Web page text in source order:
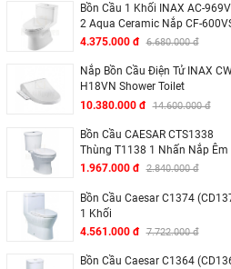
Bồn Cầu 1 Khối INAX AC-
2 Aqua Ceramic Nắp CF-
4.375.000 đ 6.680.000 đ
Nắp Bồn Cầu Điện Tử INAX
H18VN Shower Toilet
10.380.000 đ 14.600.000 đ
Bồn Cầu CAESAR CTS1338
Thùng T1138 1 Nhấn Nắp Êm
1.967.000 đ 2.840.000 đ
Bồn Cầu Caesar C1374
1 Khối
4.561.000 đ 7.722.000 đ
Bồn Cầu Caesar C1364